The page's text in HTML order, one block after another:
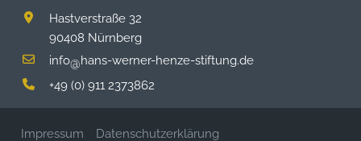
Hastverstraße 32
90408 Nürnberg
info@hans-werner-henze-stiftung.de
+49 (0) 911 2373862
Impressum Datenschutzerklärung